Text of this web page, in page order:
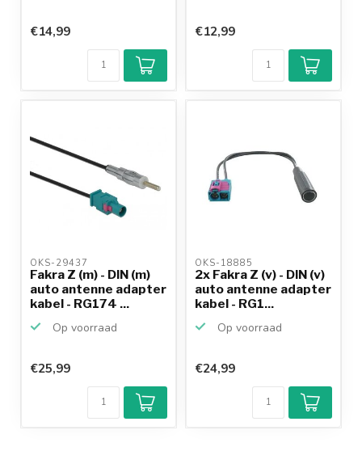
€14,99 €12,99
OKS-29437
Fakra Z (m) - DIN (m)
auto antenne adapter
kabel - RG174 ...
Op voorraad
€25,99
OKS-18885
2x Fakra Z (v) - DIN (v)
auto antenne adapter
kabel - RG1...
Op voorraad
€24,99